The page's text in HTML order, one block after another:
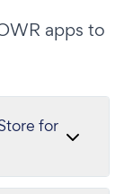
apps to
for